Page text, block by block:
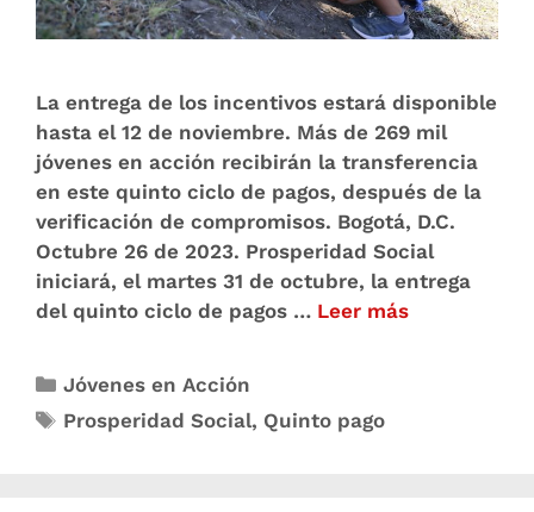
La entrega de los incentivos estará disponible
hasta el 12 de noviembre. Más de 269 mil
jóvenes en acción recibirán la transferencia
en este quinto ciclo de pagos, después de la
verificación de compromisos. Bogotá, D.C.
Octubre 26 de 2023. Prosperidad Social
iniciará, el martes 31 de octubre, la entrega
del quinto ciclo de pagos … Leer más
Jóvenes en Acción
Prosperidad Social, Quinto pago